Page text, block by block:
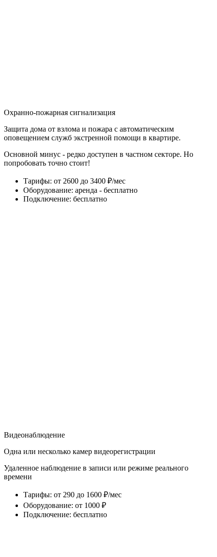
Охранно-пожарная сигнализация
Защита дома от взлома и пожара с автоматическим
оповещением служб экстренной помощи в квартире.
Основной минус - редко доступен в частном секторе. Но
попробовать точно стоит!
Тарифы: от 2600 до 3400 ₽/мес
Оборудование: аренда - бесплатно
Подключение: бесплатно
Видеонаблюдение
Одна или несколько камер видеорегистрации
Удаленное наблюдение в записи или режиме реального
времени
Тарифы: от 290 до 1600 ₽/мес
Оборудование: от 1000 ₽
Подключение: бесплатно